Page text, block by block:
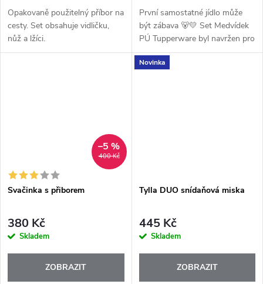
Opakovaně použitelný příbor na
cesty. Set obsahuje vidličku,
nůž a lžíci.
První samostatné jídlo může
být zábava 🐻💛 Set Medvídek
PÚ Tupperware byl navržen pro
malé strávníky, kteří objevují
radost z vlastního stolování.
400 Kč
–5 %
Svačinka s přiborem
380 Kč
Skladem
ZOBRAZIT
Novinka
Tylla DUO snídaňová miska
445 Kč
Skladem
ZOBRAZIT